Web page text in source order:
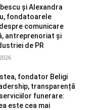
și Alexandra
fondatoarele
comunicare
antreprenoriat și
de PR
fondator Beligi
transparență
funerare:
este cea mai